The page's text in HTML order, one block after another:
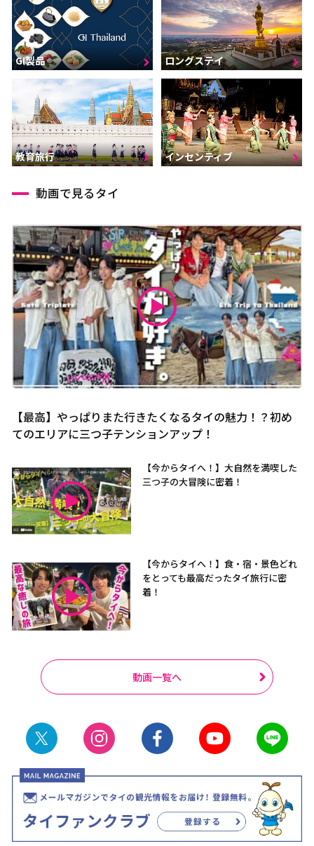
GI製品 ロングステイ
教育旅行 インセンティブ
動画で見るタイ
【最高】やっぱりまた行きたくなるタイの魅力！？初め
てのエリアに三つ子テンションアップ！
【今からタイへ！】大自然を満喫した
三つ子の大冒険に密着！
【今からタイへ！】食・宿・景色どれ
をとっても最高だったタイ旅行に密
着！
動画一覧へ